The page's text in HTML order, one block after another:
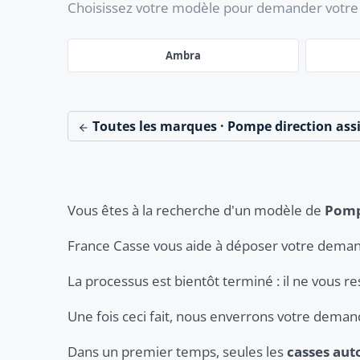
Choisissez votre modèle pour demander
Ambra
Toutes les marques · Pompe direction
Vous êtes à la recherche d'un modèle de
France Casse vous aide à déposer votre
La processus est bientôt terminé : il ne vous
Une fois ceci fait, nous enverrons votre
Dans un premier temps, seules lescasses